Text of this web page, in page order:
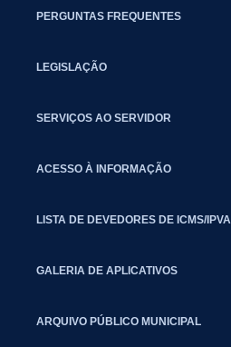
PERGUNTAS FREQUENTES
LEGISLAÇÃO
SERVIÇOS AO SERVIDOR
ACESSO À INFORMAÇÃO
LISTA DE DEVEDORES DE ICMS/IPVA
GALERIA DE APLICATIVOS
ARQUIVO PÚBLICO MUNICIPAL